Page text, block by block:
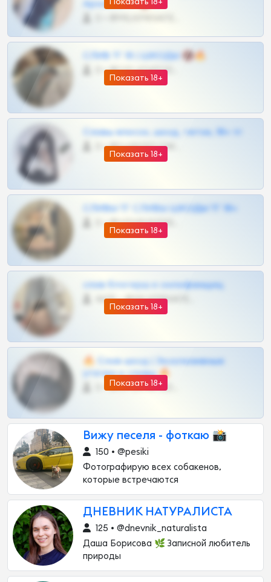
Архивов ТГ 🔞💎
Показать 18+
СЛИВ ТГ 18 | ШКОДЫ 🔞🔥
0 •
Показать 18+
Сливы вписок, шкод, теток, 18+ тг
0 •
Показать 18+
СЛИВЫ ТГ СЛИВЫ ШКОДЫ ТГ 18+
0 •
Показать 18+
слив блогерш и онлифанщиц
4675 •
Показать 18+
🔥 Слив шкод | Эксклюзивные
утечки и сливы 🔥
0 •
Вижу песеля - фоткаю 📸
150 • @pesiki
Фотографирую всех собакенов,
которые встречаются
ДНЕВНИК НАТУРАЛИСТА
125 • @dnevnik_naturalista
Даша Борисова 🌿 Записной любитель
природы